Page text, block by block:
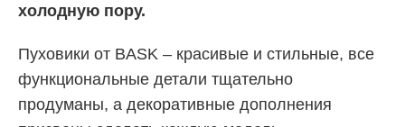
холодную пору.
Пуховики от BASK – красивые и стильные, все
функциональные детали тщательно
продуманы, а декоративные дополнения